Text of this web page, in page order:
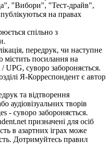
"Вибори", "Тест-драйв",
на правах
спільно з
передрук, чи наступне
посилання на
UPG, суворо забороняється.
Я-Корреспондент є автор
та відтворення
аудіовізуальних творів
- суворо забороняється.
призначені для осіб
в азартних іграх може
Дотримуйтесь правил